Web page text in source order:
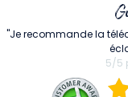
"Je recommande la
5/5